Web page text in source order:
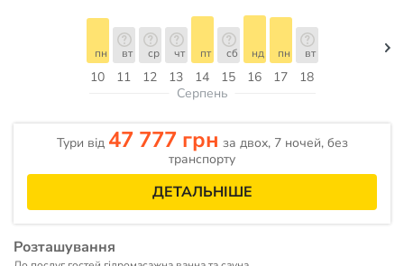
10
пн
11
вт
12
ср
13
чт
14
пт
15
сб
16
нд
17
пн
18
вт
Серпень
Тури від 47 777 грн за двох, 7 ночей, без
транспорту
ДЕТАЛЬНІШЕ
Розташування